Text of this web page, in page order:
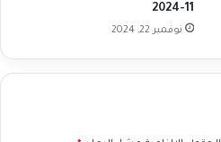
11-2024
نوفمبر 22, 2024